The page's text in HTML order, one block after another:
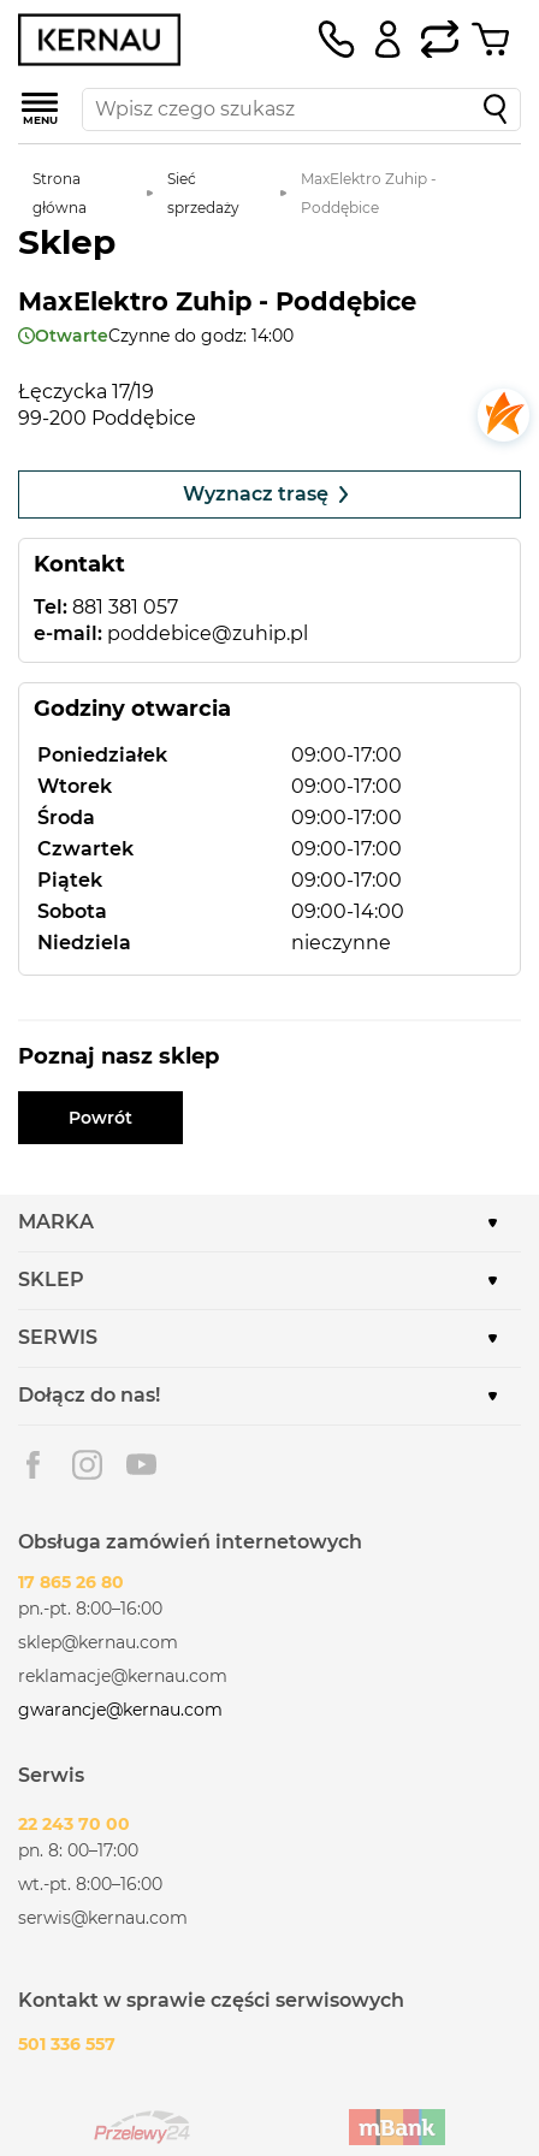
MENU
Strona
główna
Sieć
sprzedaży
MaxElektro Zuhip -
Poddębice
Sklep
MaxElektro Zuhip - Poddębice
OtwarteCzynne do godz: 14:00
Łęczycka 17/19
99-200 Poddębice
Kontakt
Tel: 881 381 057
e-mail: poddebice@zuhip.pl
Godziny otwarcia
Poniedziałek
09:00-17:00
Wtorek
09:00-17:00
Środa
09:00-17:00
Czwartek
09:00-17:00
Piątek
09:00-17:00
Sobota
09:00-14:00
Niedziela
nieczynne
Wyznacz trasę
Poznaj nasz sklep
Powrót
MARKA
SKLEP
SERWIS
Dołącz do nas!
Obsługa zamówień internetowych
17 865 26 80
pn.-pt. 8:00–16:00
sklep@kernau.com
reklamacje@kernau.com
gwarancje@kernau.com
Serwis
22 243 70 00
pn. 8: 00–17:00
wt.-pt. 8:00–16:00
serwis@kernau.com
Kontakt w sprawie części serwisowych
501 336 557